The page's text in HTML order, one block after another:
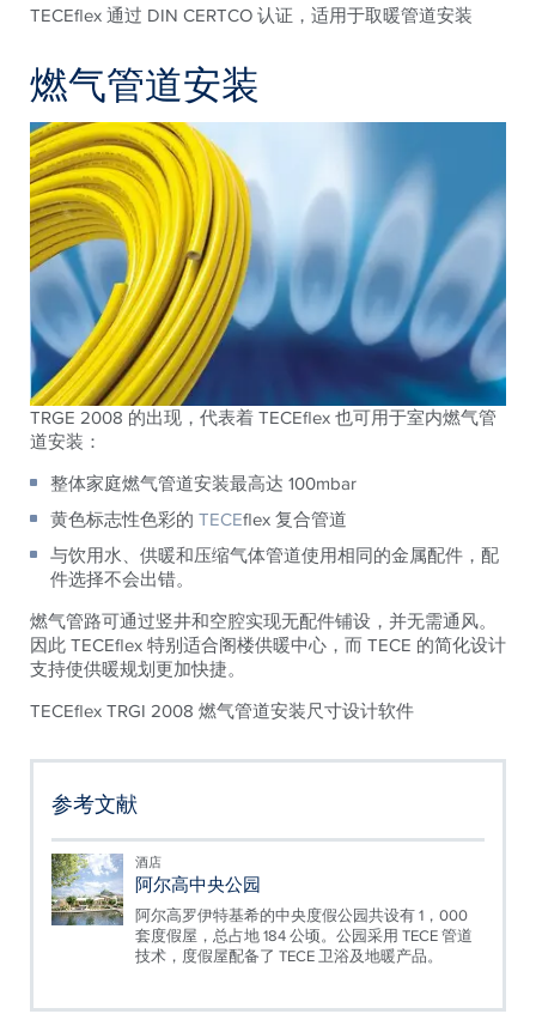
TECEflex 通过 DIN CERTCO 认证，适用于取暖管道安装
燃气管道安装
TRGE 2008 的出现，代表着 TECEflex 也可用于室内燃气管
道安装：
整体家庭燃气管道安装最高达 100mbar
黄色标志性色彩的 TECEflex 复合管道
与饮用水、供暖和压缩气体管道使用相同的金属配件，配
件选择不会出错。
燃气管路可通过竖井和空腔实现无配件铺设，并无需通风。
因此 TECEflex 特别适合阁楼供暖中心，而 TECE 的简化设计
支持使供暖规划更加快捷。
TECEflex TRGI 2008 燃气管道安装尺寸设计软件
参考文献
酒店
阿尔高中央公园
阿尔高罗伊特基希的中央度假公园共设有 1，000
套度假屋，总占地 184 公顷。公园采用 TECE 管道
技术，度假屋配备了 TECE 卫浴及地暖产品。